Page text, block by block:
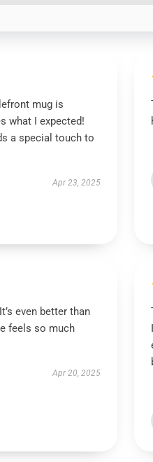
mug is
what I expected!
a special touch to
Apr 23, 2025
even better than
feels so much
Apr 20, 2025